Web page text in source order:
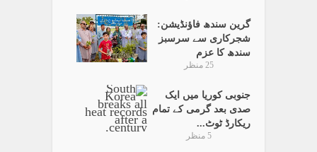
گرین سندھ فاؤنڈیشن:
شجرکاری سے سرسبز
سندھ کا عزم
25 منظر
جنوبی کوریا میں ایک
صدی بعد گرمی کے تمام
ریکارڈ ٹوٹ...
5 منظر